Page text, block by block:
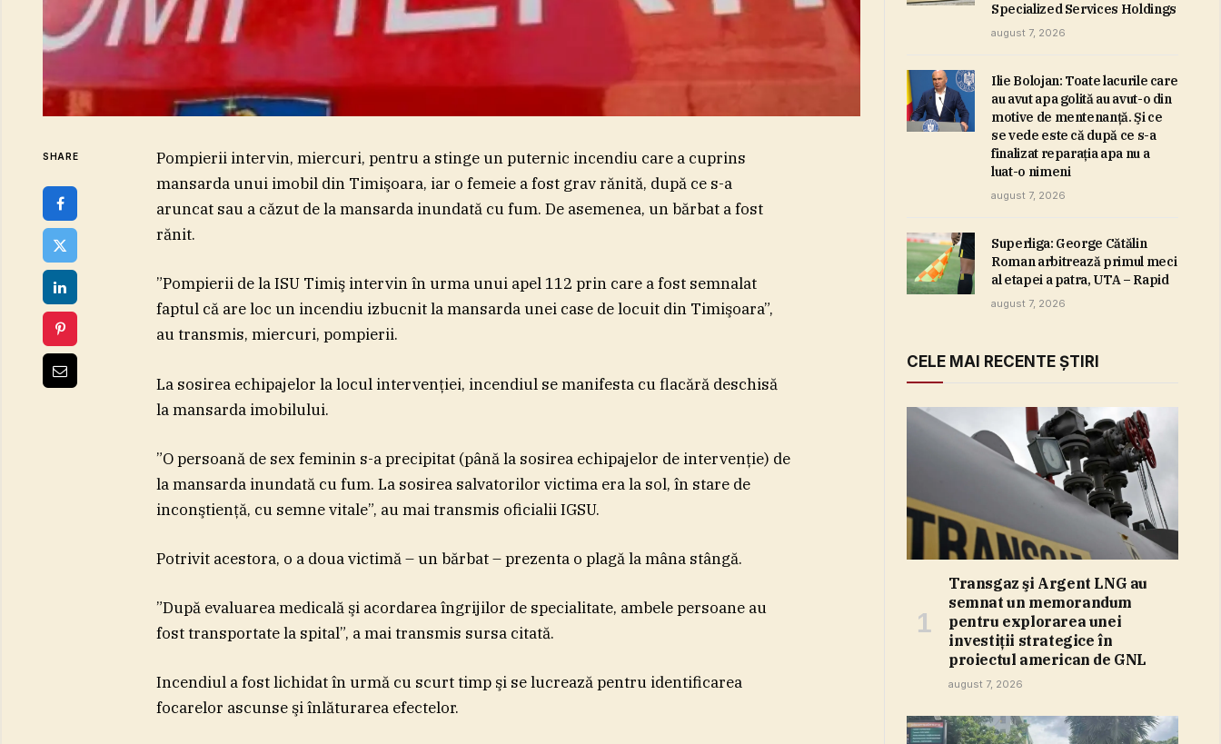
SHARE
Pompierii intervin, miercuri, pentru a stinge un puternic incendiu care a cuprins
mansarda unui imobil din Timişoara, iar o femeie a fost grav rănită, după ce s-a
aruncat sau a căzut de la mansarda inundată cu fum. De asemenea, un bărbat a fost
rănit.
”Pompierii de la ISU Timiş intervin în urma unui apel 112 prin care a fost semnalat
faptul că are loc un incendiu izbucnit la mansarda unei case de locuit din Timişoara”,
au transmis, miercuri, pompierii.
La sosirea echipajelor la locul intervenţiei, incendiul se manifesta cu flacără deschisă
la mansarda imobilului.
”O persoană de sex feminin s-a precipitat (până la sosirea echipajelor de intervenţie) de
la mansarda inundată cu fum. La sosirea salvatorilor victima era la sol, în stare de
inconştienţă, cu semne vitale”, au mai transmis oficialii IGSU.
Potrivit acestora, o a doua victimă – un bărbat – prezenta o plagă la mâna stângă.
”După evaluarea medicală şi acordarea îngrijilor de specialitate, ambele persoane au
fost transportate la spital”, a mai transmis sursa citată.
Incendiul a fost lichidat în urmă cu scurt timp şi se lucrează pentru identificarea
focarelor ascunse şi înlăturarea efectelor.
Specialized Services Holdings
august 7, 2026
Ilie Bolojan: Toate lacurile care
au avut apa golită au avut-o din
motive de mentenanţă. Şi ce
se vede este că după ce s-a
finalizat reparaţia apa nu a
luat-o nimeni
august 7, 2026
Superliga: George Cătălin
Roman arbitrează primul meci
al etapei a patra, UTA – Rapid
august 7, 2026
CELE MAI RECENTE ȘTIRI
Transgaz şi Argent LNG au
semnat un memorandum
pentru explorarea unei
investiţii strategice în
proiectul american de GNL
august 7, 2026